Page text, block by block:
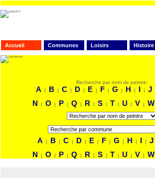
Accueil Communes Loisirs Histoire
Recherche par nom de peintre:
A | B | C | D | E | F | G | H | I | J
N
| O | P | Q | R | S | T | U | V | W
A | B | C | D | E | F | G | H | I | J
N
| O | P | Q | R | S | T | U | V | W